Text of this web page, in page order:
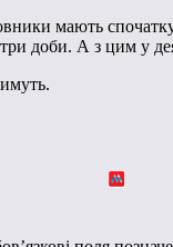
мають
доби. А з цим у